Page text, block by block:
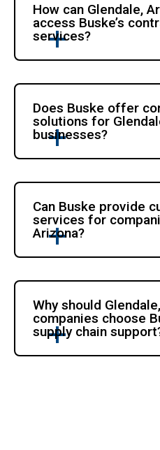
How can Glendale,
access Buske’s
services?
Does Buske offer
solutions for
businesses?
Can Buske provide
services for
Arizona?
Why should
companies choose
supply chain